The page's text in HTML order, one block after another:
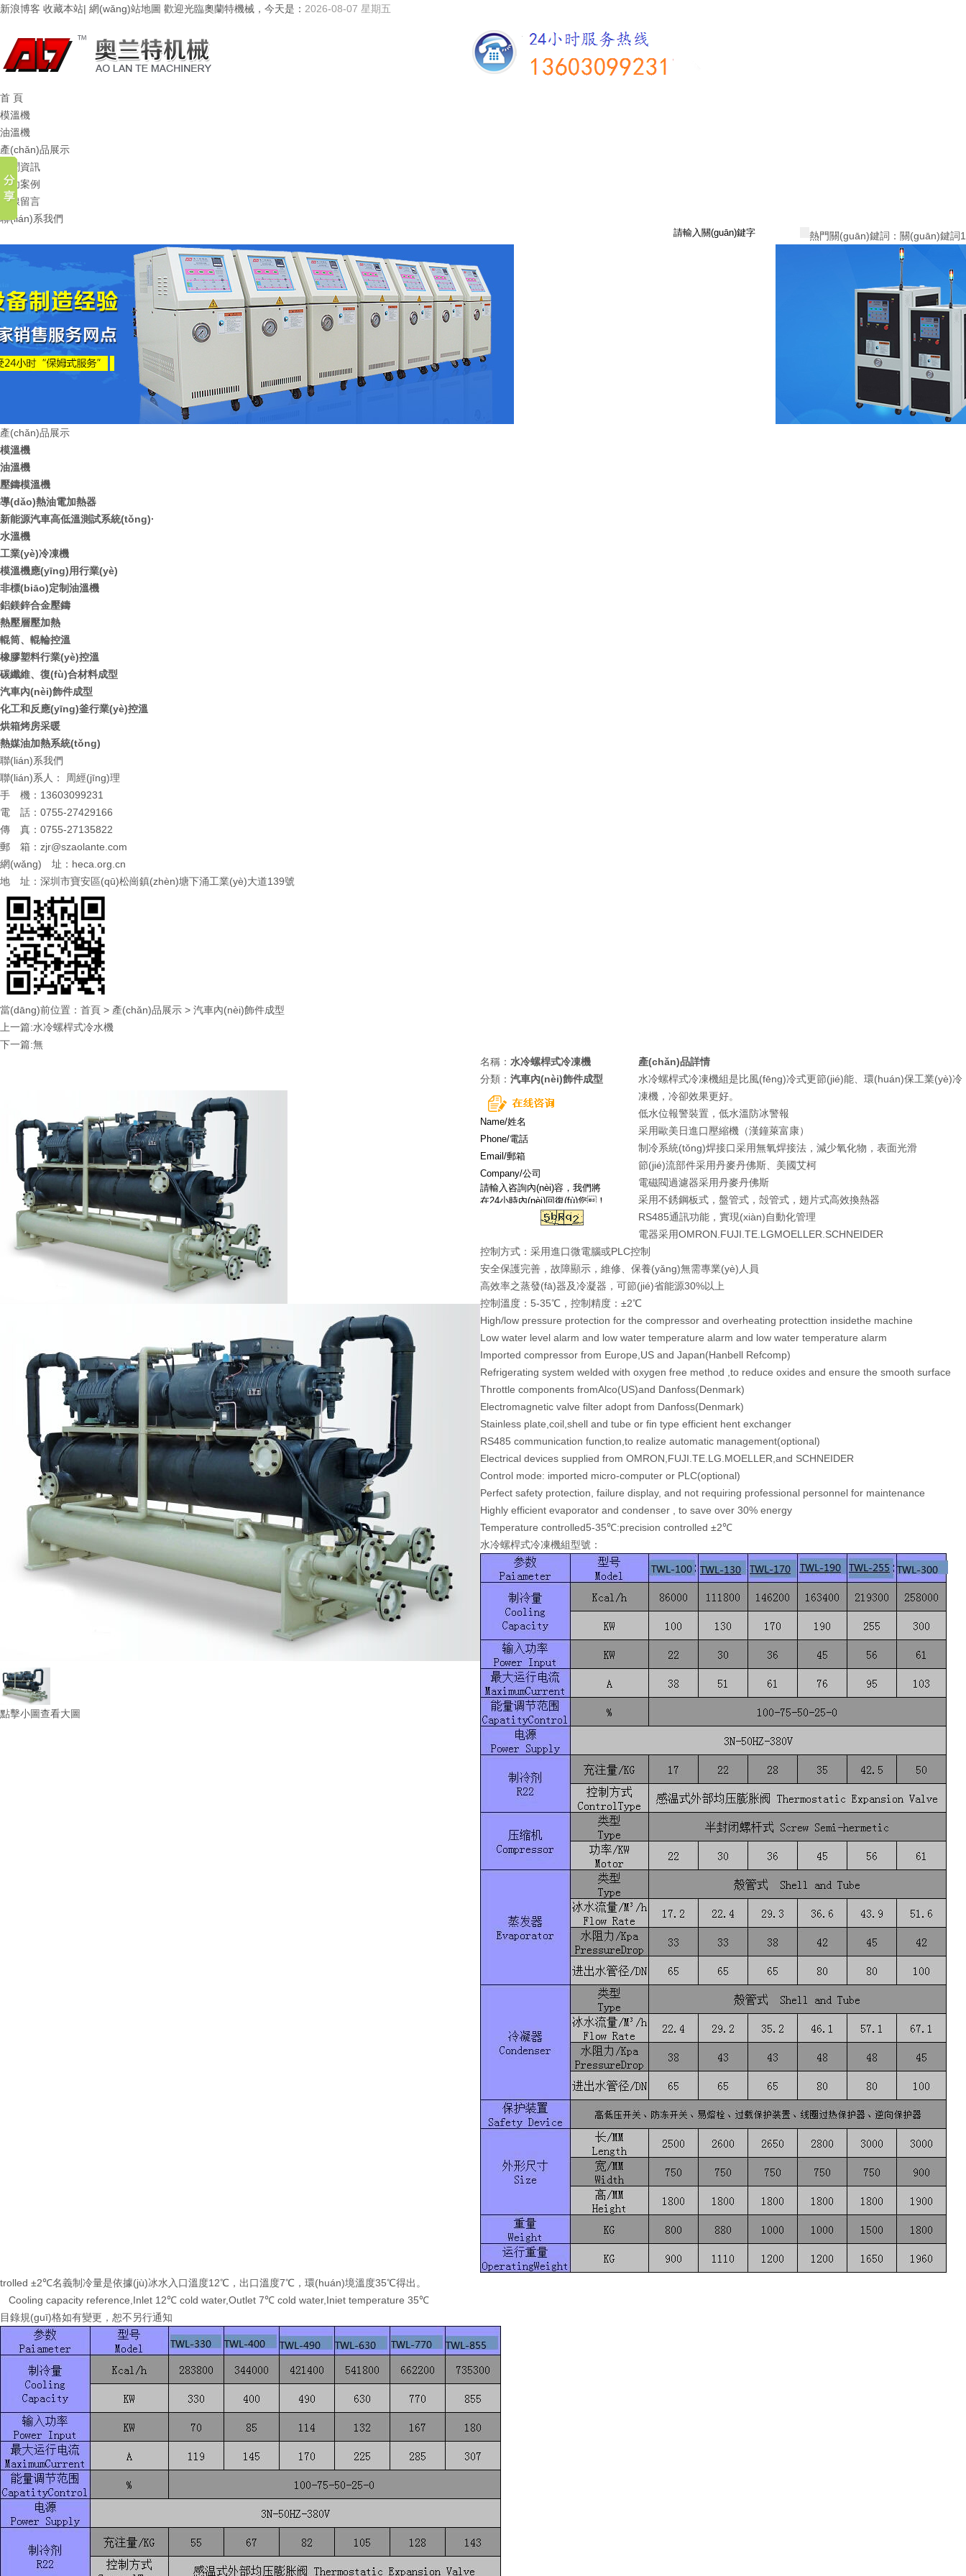
新浪博客 收藏本站| 網(wǎng)站地圖 歡迎光臨奧蘭特機械，今天是： 2026-08-07 星期五
首 頁
模溫機
油溫機
產(chǎn)品展示
新聞資訊
成功案例
在線留言
聯(lián)系我們
熱門關(guān)鍵詞： 關(guān)鍵詞1
產(chǎn)品展示
模溫機
油溫機
壓鑄模溫機
導(dǎo)熱油電加熱器
新能源汽車高低溫測試系統(tǒng)·
水溫機
工業(yè)冷凍機
模溫機應(yīng)用行業(yè)
非標(biāo)定制油溫機
鋁鎂鋅合金壓鑄
熱壓層壓加熱
輥筒、輥輪控溫
橡膠塑料行業(yè)控溫
碳纖維、復(fù)合材料成型
汽車內(nèi)飾件成型
化工和反應(yīng)釜行業(yè)控溫
烘箱烤房采暖
熱媒油加熱系統(tǒng)
聯(lián)系我們
聯(lián)系人： 周經(jīng)理
手 機：13603099231
電 話：0755-27429166
傳 真：0755-27135822
郵 箱： zjr@szaolante.com
網(wǎng) 址： heca.org.cn
地 址：深圳市寶安區(qū)松崗鎮(zhèn)塘下涌工業(yè)大道139號
當(dāng)前位置： 首頁 > 產(chǎn)品展示 > 汽車內(nèi)飾件成型
上一篇:水冷螺桿式冷水機
下一篇:無
點擊小圖查看大圖
名稱： 水冷螺桿式冷凍機
分類： 汽車內(nèi)飾件成型
產(chǎn)品詳情
水冷螺桿式冷凍機組是比風(fēng)冷式更節(jié)能、環(huán)保工業(yè)冷
凍機，冷卻效果更好。
低水位報警裝置，低水溫防冰警報
采用歐美日進口壓縮機（漢鐘萊富康）
制冷系統(tǒng)焊接口采用無氧焊接法，減少氧化物，表面光滑
節(jié)流部件采用丹麥丹佛斯、美國艾柯
電磁閥過濾器采用丹麥丹佛斯
采用不銹鋼板式，盤管式，殻管式，翅片式高效換熱器
RS485通訊功能，實現(xiàn)自動化管理
電器采用OMRON.FUJI.TE.LGMOELLER.SCHNEIDER
控制方式：采用進口微電腦或PLC控制
安全保護完善，故障顯示，維修、保養(yǎng)無需專業(yè)人員
高效率之蒸發(fā)器及冷凝器，可節(jié)省能源30%以上
控制溫度：5-35℃，控制精度：±2℃
High/low pressure protection for the compressor and overheating protecttion insidethe machine
Low water level alarm and low water temperature alarm and low water temperature alarm
Imported compressor from Europe,US and Japan(Hanbell Refcomp)
Refrigerating system welded with oxygen free method ,to reduce oxides and ensure the smooth surface
Throttle components fromAlco(US)and Danfoss(Denmark)
Electromagnetic valve filter adopt from Danfoss(Denmark)
Stainless plate,coil,shell and tube or fin type efficient hent exchanger
RS485 communication function,to realize automatic management(optional)
Electrical devices supplied from OMRON,FUJI.TE.LG.MOELLER,and SCHNEIDER
Control mode: imported micro-computer or PLC(optional)
Perfect safety protection, failure display, and not requiring professional personnel for maintenance
Highly efficient evaporator and condenser , to save over 30% energy
Temperature controlled5-35℃:precision controlled ±2℃
水冷螺桿式冷凍機組型號：
trolled ±2℃名義制冷量是依據(jù)冰水入口溫度12℃，出口溫度7℃，環(huán)境溫度35℃得出。
Cooling capacity reference,Inlet 12℃ cold water,Outlet 7℃ cold water,Iniet temperature 35℃
目錄規(guī)格如有變更，恕不另行通知